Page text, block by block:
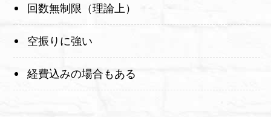
回数無制限（理論上）
空振りに強い
経費込みの場合もある